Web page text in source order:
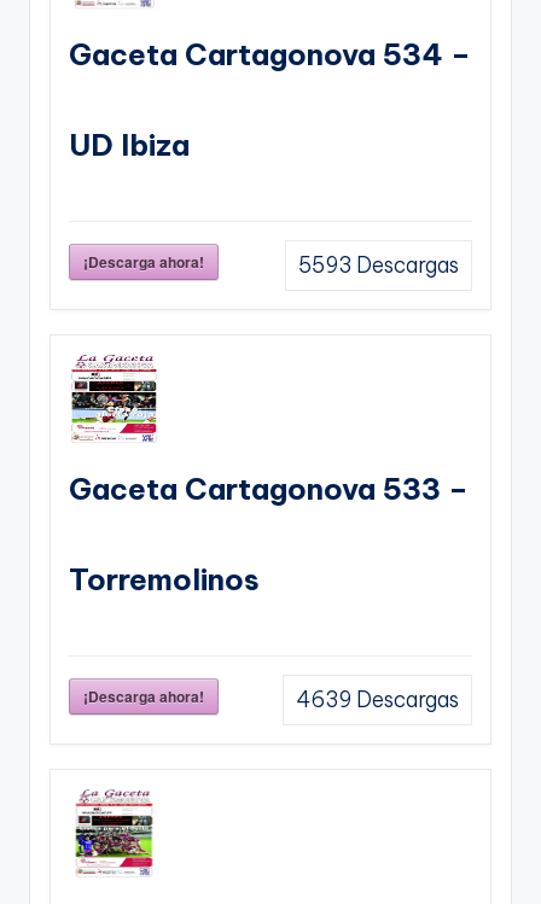
Gaceta Cartagonova 534 –
UD Ibiza
¡Descarga ahora! 5593 Descargas
Gaceta Cartagonova 533 –
Torremolinos
¡Descarga ahora! 4639 Descargas